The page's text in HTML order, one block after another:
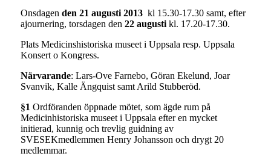
Onsdagen den 21 augusti 2013kl 15.30-17.30 samt, efter
ajournering, torsdagen den 22 augustikl. 17.20-17.30.
Plats Medicinshistoriska museet i Uppsala resp. Uppsala
Konsert o Kongress.
Närvarande: Lars-Ove Farnebo, Göran Ekelund, Joar
Svanvik, Kalle Ängquist samt Arild Stubberöd.
§1 Ordföranden öppnade mötet, som ägde rum på
Medicinhistoriska museet i Uppsala efter en mycket
initierad, kunnig och trevlig guidning av
SVESEKmedlemmen Henry Johansson och drygt 20
medlemmar.